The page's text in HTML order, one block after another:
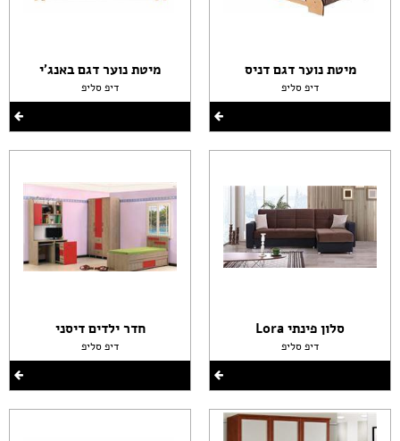
מיטת נוער דגם דניס
דיפ סליפ
סלון פינתי Lora
דיפ סליפ
מיטת נוער דגם באנג'י
דיפ סליפ
חדר ילדים דיסני
דיפ סליפ